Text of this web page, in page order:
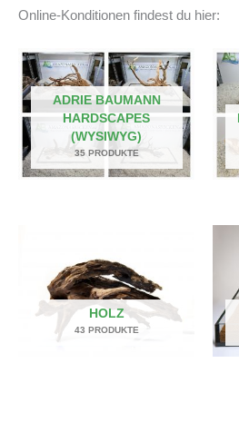
Online-Konditionen findest du hier:
ADRIE BAUMANN
HARDSCAPES
(WYSIWYG)
35 PRODUKTE
HOLZ
43 PRODUKTE